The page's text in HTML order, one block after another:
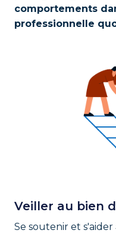
comportements
professionnelle
Veiller au bien
Se soutenir et